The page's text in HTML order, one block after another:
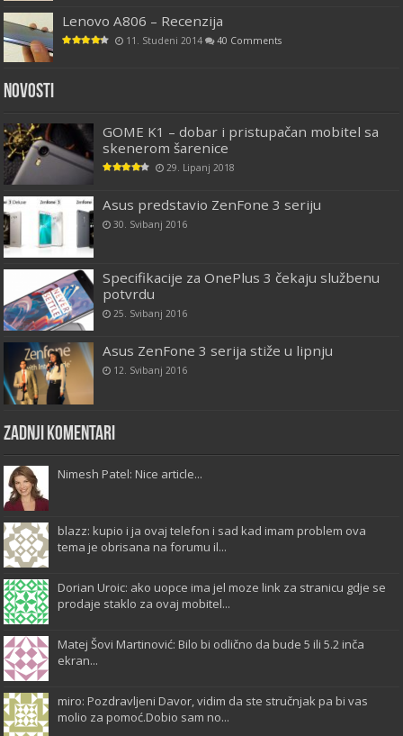
Lenovo A806 – Recenzija
11. Studeni 2014 40 Comments
Novosti
GOME K1 – dobar i pristupačan mobitel sa
skenerom šarenice
29. Lipanj 2018
Asus predstavio ZenFone 3 seriju
30. Svibanj 2016
Specifikacije za OnePlus 3 čekaju službenu
potvrdu
25. Svibanj 2016
Asus ZenFone 3 serija stiže u lipnju
12. Svibanj 2016
Zadnji komentari
Nimesh Patel: Nice article...
blazz: kupio i ja ovaj telefon i sad kad imam problem ova
tema je obrisana na forumu il...
Dorian Uroic: ako uopce ima jel moze link za stranicu gdje se
prodaje staklo za ovaj mobitel...
Matej Šovi Martinović: Bilo bi odlično da bude 5 ili 5.2 inča
ekran...
miro: Pozdravljeni Davor, vidim da ste stručnjak pa bi vas
molio za pomoć.Dobio sam no...